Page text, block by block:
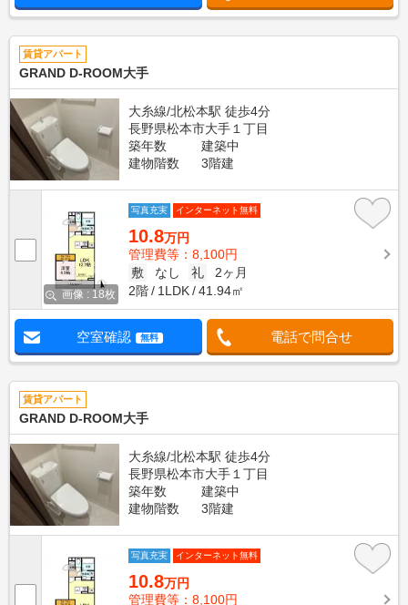
賃貸アパート
GRAND D-ROOM大手
大糸線/北松本駅 徒歩4分
長野県松本市大手１丁目
築年数
建築中
建物階数
3階建
画像 : 18枚
写真充実 インターネット無料
10.8万円
管理費等：8,100円
敷
なし 礼
2ヶ月
2階
1LDK 41.94㎡
空室確認 無料 電話で問合せ
賃貸アパート
GRAND D-ROOM大手
大糸線/北松本駅 徒歩4分
長野県松本市大手１丁目
築年数
建築中
建物階数
3階建
写真充実 インターネット無料
10.8万円
管理費等：8,100円